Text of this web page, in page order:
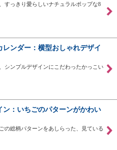
すっきり愛らしいナチュラルポップな8
レンダー：横型おしゃれデザイ
シンプルデザインにこだわったかっこい
ン：いちごのパターンがかわい
の総柄パターンをあしらった、見ている